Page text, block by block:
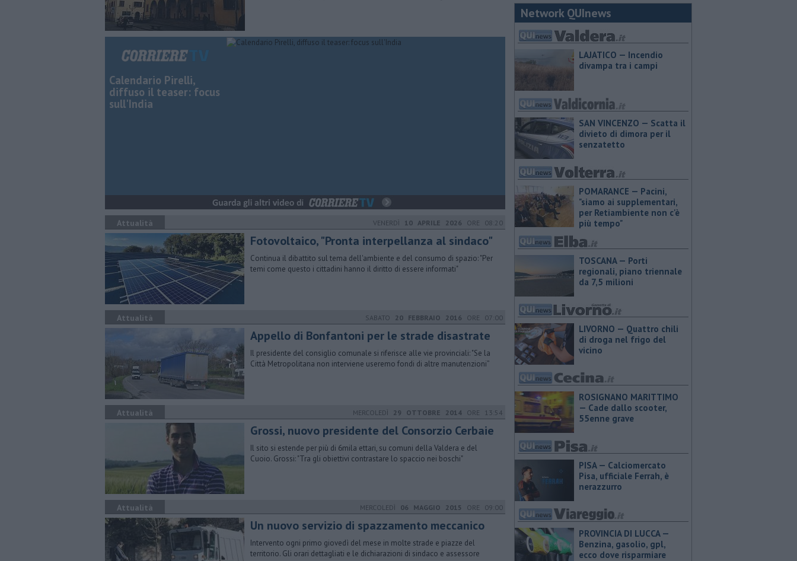
Calendario Pirelli,
diffuso il teaser: focus
sull'India
Attualità VENERDÌ 10 APRILE 2026 ORE 08:20
Fotovoltaico, "Pronta interpellanza al sindaco"
Continua il dibattito sul tema dell'ambiente e del consumo di spazio: "Per
temi come questo i cittadini hanno il diritto di essere informati"
Attualità SABATO 20 FEBBRAIO 2016 ORE 07:00
Appello di Bonfantoni per le strade disastrate
Il presidente del consiglio comunale si riferisce alle vie provinciali: "Se la
Città Metropolitana non interviene useremo fondi di altre manutenzioni”
Attualità MERCOLEDÌ 29 OTTOBRE 2014 ORE 13:54
Grossi, nuovo presidente del Consorzio Cerbaie
Il sito si estende per più di 6mila ettari, su comuni della Valdera e del
Cuoio. Grossi: "Tra gli obiettivi contrastare lo spaccio nei boschi"
Attualità MERCOLEDÌ 06 MAGGIO 2015 ORE 09:00
Un nuovo servizio di spazzamento meccanico
Intervento ogni primo giovedì del mese in molte strade e piazze del
territorio. Gli orari dettagliati e le dichiarazioni di sindaco e assessore
Network QUInews
LAJATICO — Incendio
divampa tra i campi
SAN VINCENZO — Scatta il
divieto di dimora per il
senzatetto
POMARANCE — Pacini,
"siamo ai supplementari,
per Retiambiente non c'è
più tempo"
TOSCANA — Porti
regionali, piano triennale
da 7,5 milioni
LIVORNO — Quattro chili
di droga nel frigo del
vicino
ROSIGNANO MARITTIMO
— Cade dallo scooter,
55enne grave
PISA — Calciomercato
Pisa, ufficiale Ferrah, è
nerazzurro
PROVINCIA DI LUCCA — ​
Benzina, gasolio, gpl,
ecco dove risparmiare